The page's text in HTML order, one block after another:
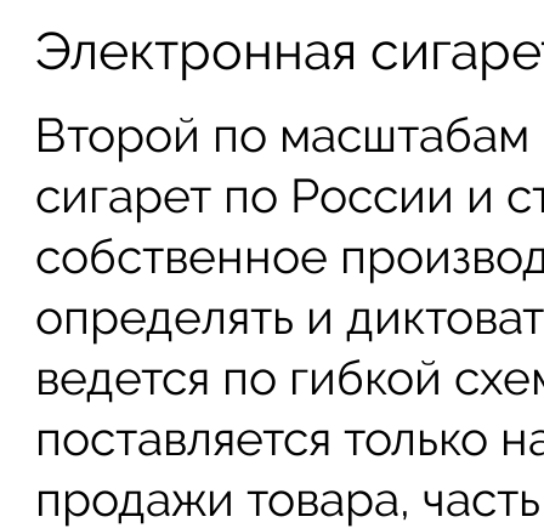
Электронная
Второй по масштабам
сигарет по России и
собственное
определять и
ведется по гибкой
поставляется только
продажи товара,